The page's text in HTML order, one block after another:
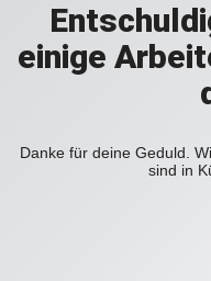
einige
Danke für deine Geduld.
sind in